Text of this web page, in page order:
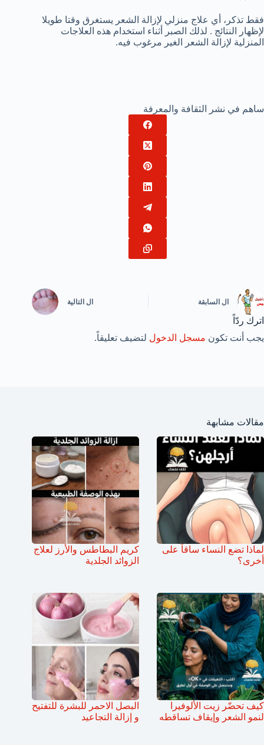
فقط تذكر، أي علاج منزلي لإزالة الشعر يستغرق وقتا طويلا
لإظهار النتائج . لذلك الصبر أثناء استخدام هذه العلاجات
المنزلية لإزالة الشعر الغير مرغوب فيه.
ساهم في نشر الثقافة والمعرفة
ال السابقة ال التالية
اترك ردّاً
يجب أنت تكون مسجل الدخول لتضيف تعليقاً.
مقالات مشابهة
لماذا تضع النساء ساقاً على
أخرى؟
كريم البطاطس والأرز لعلاج
الزوائد الجلدية
كيف تحضّر زيت الألوفيرا
لنمو الشعر وإيقاف تساقطه
البصل الاحمر للبشرة للتفتيح
و إزالة التجاعيد